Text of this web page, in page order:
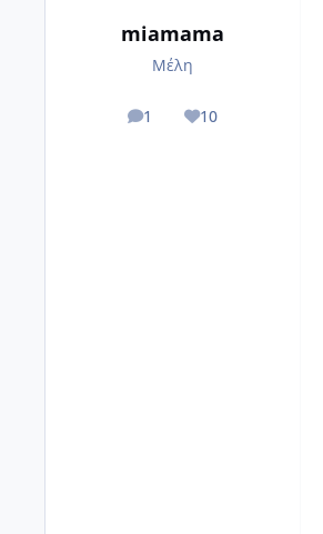
miamama
Μέλη
1
posts 10
Reputation